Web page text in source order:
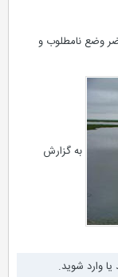
نامطلوب و
به گزارش
وارد شوید.